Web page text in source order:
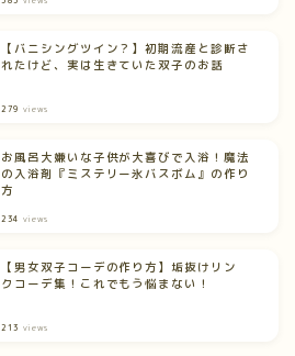
【バニシングツイン？】初期流産と診断さ
れたけど、実は生きていた双子のお話
279 views
お風呂大嫌いな子供が大喜びで入浴！魔法
の入浴剤『ミステリー氷バスボム』の作り
方
234 views
【男女双子コーデの作り方】垢抜けリン
クコーデ集！これでもう悩まない！
213 views